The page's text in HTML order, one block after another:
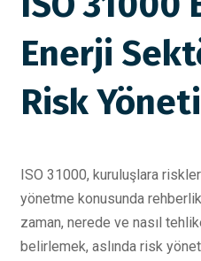
Enerji
Risk
ISO 31000, kuruluşlara
yönetme konusunda
zaman, nerede ve nasıl
belirlemek, aslında risk